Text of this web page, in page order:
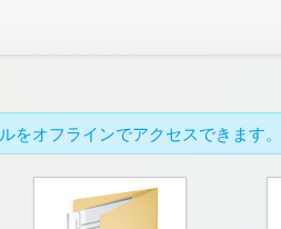
をオフラインでアクセスできます。